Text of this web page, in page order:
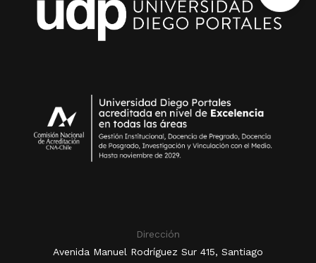
Dirección
Avenida Manuel Rodríguez Sur 415, Santiago